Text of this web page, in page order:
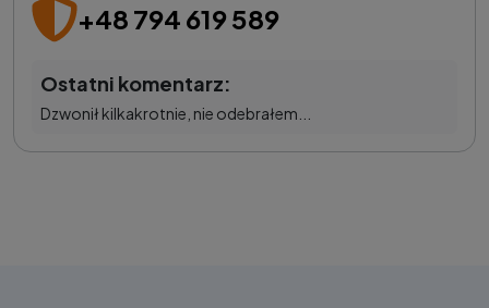
+48 794 619 589
Ostatni komentarz:
Dzwonił kilkakrotnie, nie odebrałem...